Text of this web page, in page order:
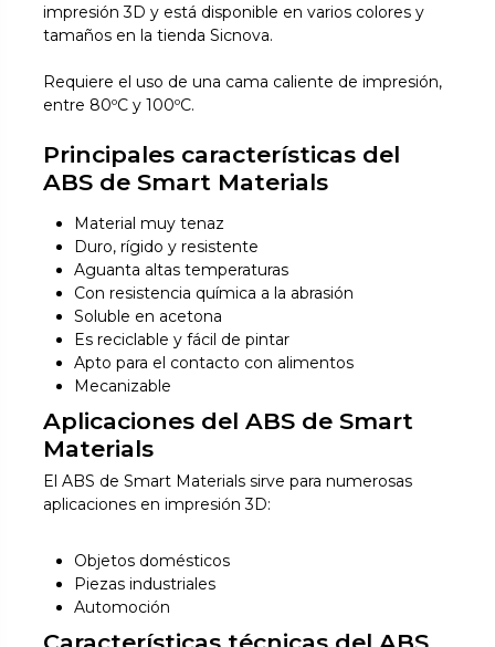
impresión 3D y está disponible en varios colores y
tamaños en la tienda Sicnova.
Requiere el uso de una cama caliente de impresión,
entre 80ºC y 100ºC.
Principales características del
ABS de Smart Materials
Material muy tenaz
Duro, rígido y resistente
Aguanta altas temperaturas
Con resistencia química a la abrasión
Soluble en acetona
Es reciclable y fácil de pintar
Apto para el contacto con alimentos
Mecanizable
Aplicaciones del ABS de Smart
Materials
El ABS de Smart Materials sirve para numerosas
aplicaciones en impresión 3D:
Objetos domésticos
Piezas industriales
Automoción